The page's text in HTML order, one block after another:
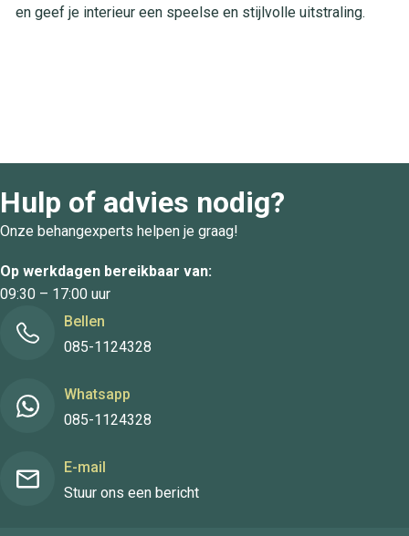
en geef je interieur een speelse en stijlvolle uitstraling.
Hulp of advies nodig?
Onze behangexperts helpen je graag!
Op werkdagen bereikbaar van:
09:30 – 17:00 uur
Bellen
085-1124328
Whatsapp
085-1124328
E-mail
Stuur ons een bericht